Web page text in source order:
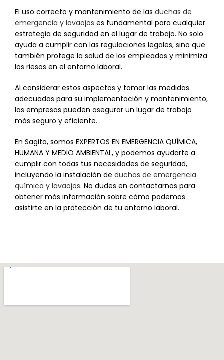
El uso correcto y mantenimiento de las duchas de
emergencia y lavaojos es fundamental para cualquier
estrategia de seguridad en el lugar de trabajo. No solo
ayuda a cumplir con las regulaciones legales, sino que
también protege la salud de los empleados y minimiza
los riesos en el entorno laboral.
Al considerar estos aspectos y tomar las medidas
adecuadas para su implementación y mantenimiento,
las empresas pueden asegurar un lugar de trabajo
más seguro y eficiente.
En Sagita, somos EXPERTOS EN EMERGENCIA QUÍMICA,
HUMANA Y MEDIO AMBIENTAL, y podemos ayudarte a
cumplir con todas tus necesidades de seguridad,
incluyendo la instalación de duchas de emergencia
química y lavaojos. No dudes en contactarnos para
obtener más información sobre cómo podemos
asistirte en la protección de tu entorno laboral.